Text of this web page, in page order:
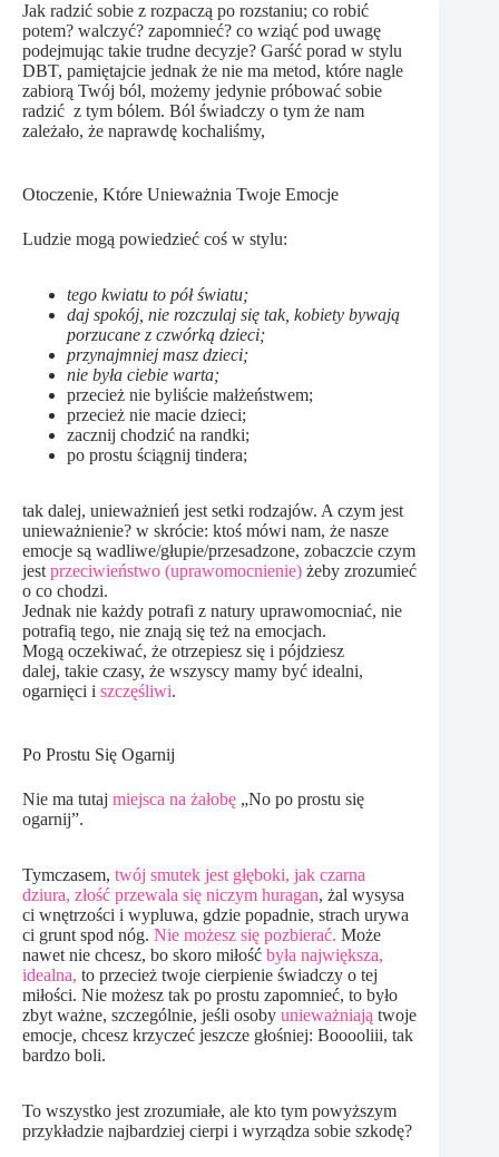
Jak radzić sobie z rozpaczą po rozstaniu; co robić
potem? walczyć? zapomnieć? co wziąć pod uwagę
podejmując takie trudne decyzje? Garść porad w stylu
DBT, pamiętajcie jednak że nie ma metod, które nagle
zabiorą Twój ból, możemy jedynie próbować sobie
radzić z tym bólem. Ból świadczy o tym że nam
zależało, że naprawdę kochaliśmy,
Otoczenie, Które Unieważnia Twoje Emocje
Ludzie mogą powiedzieć coś w stylu:
tego kwiatu to pół światu;
daj spokój, nie rozczulaj się tak, kobiety bywają
porzucane z czwórką dzieci;
przynajmniej masz dzieci;
nie była ciebie warta;
przecież nie byliście małżeństwem;
przecież nie macie dzieci;
zacznij chodzić na randki;
po prostu ściągnij tindera;
tak dalej, unieważnień jest setki rodzajów. A czym jest
unieważnienie? w skrócie: ktoś mówi nam, że nasze
emocje są wadliwe/głupie/przesadzone, zobaczcie czym
jest przeciwieństwo (uprawomocnienie) żeby zrozumieć
o co chodzi.
Jednak nie każdy potrafi z natury uprawomocniać, nie
potrafią tego, nie znają się też na emocjach.
Mogą oczekiwać, że otrzepiesz się i pójdziesz
dalej, takie czasy, że wszyscy mamy być idealni,
ogarnięci i szczęśliwi.
Po Prostu Się Ogarnij
Nie ma tutaj miejsca na żałobę „No po prostu się
ogarnij”.
Tymczasem, twój smutek jest głęboki, jak czarna
dziura, złość przewala się niczym huragan, żal wysysa
ci wnętrzości i wypluwa, gdzie popadnie, strach urywa
ci grunt spod nóg. Nie możesz się pozbierać. Może
nawet nie chcesz, bo skoro miłość była największa,
idealna, to przecież twoje cierpienie świadczy o tej
miłości. Nie możesz tak po prostu zapomnieć, to było
zbyt ważne, szczególnie, jeśli osoby unieważniają twoje
emocje, chcesz krzyczeć jeszcze głośniej: Booooliii, tak
bardzo boli.
To wszystko jest zrozumiałe, ale kto tym powyższym
przykładzie najbardziej cierpi i wyrządza sobie szkodę?